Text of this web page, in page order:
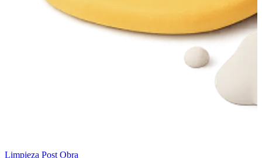
Limpieza Post Obra